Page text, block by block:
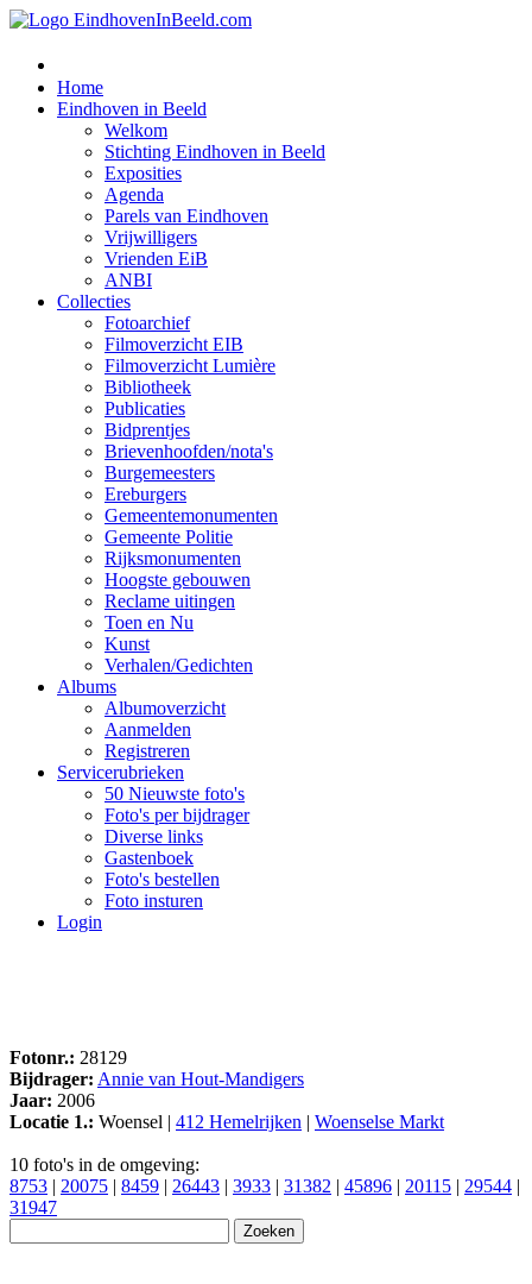
Home
Eindhoven in Beeld
Welkom
Stichting Eindhoven in Beeld
Exposities
Agenda
Parels van Eindhoven
Vrijwilligers
Vrienden EiB
ANBI
Collecties
Fotoarchief
Filmoverzicht EIB
Filmoverzicht Lumière
Bibliotheek
Publicaties
Bidprentjes
Brievenhoofden/nota's
Burgemeesters
Ereburgers
Gemeentemonumenten
Gemeente Politie
Rijksmonumenten
Hoogste gebouwen
Reclame uitingen
Toen en Nu
Kunst
Verhalen/Gedichten
Albums
Albumoverzicht
Aanmelden
Registreren
Servicerubrieken
50 Nieuwste foto's
Foto's per bijdrager
Diverse links
Gastenboek
Foto's bestellen
Foto insturen
Login
Fotonr.: 28129
Bijdrager: Annie van Hout-Mandigers
Jaar: 2006
Locatie 1.: Woensel | 412 Hemelrijken | Woenselse Markt
10 foto's in de omgeving:
8753 | 20075 | 8459 | 26443 | 3933 | 31382 | 45896 | 20115 | 29544 |
31947